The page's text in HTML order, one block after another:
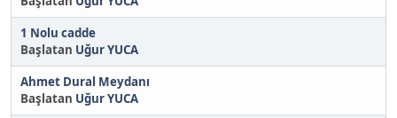
1 Nolu cadde
Başlatan Uğur YUCA
Ahmet Dural Meydanı
Başlatan Uğur YUCA